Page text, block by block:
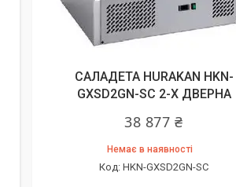
САЛАДЕТА HURAKAN HKN-
GXSD2GN-SC 2-Х ДВЕРНА
38 877 ₴
Немає в наявності
HKN-GXSD2GN-SC